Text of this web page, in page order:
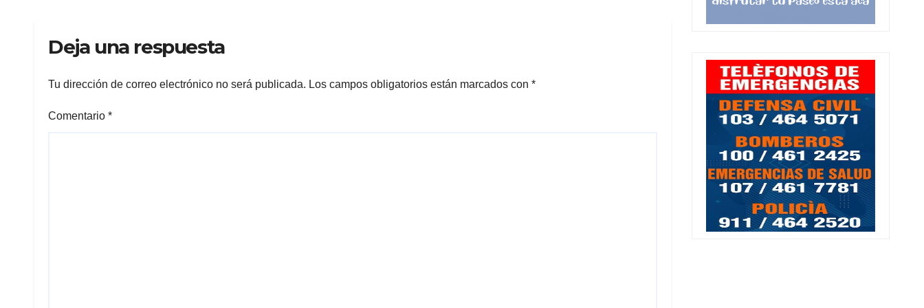
Deja una respuesta
Tu dirección de correo electrónico no será publicada. Los campos obligatorios están marcados con *
Comentario *